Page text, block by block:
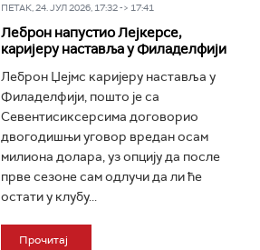
ПЕТАК, 24. ЈУЛ 2026, 17:32 -> 17:41
Леброн напустио Лејкерсе,
каријеру наставља у Филаделфији
Леброн Џејмс каријеру наставља у
Филаделфији, пошто је са
Севентисиксерсима договорио
двогодишњи уговор вредан осам
милиона долара, уз опцију да после
прве сезоне сам одлучи да ли ће
остати у клубу...
Прочитај